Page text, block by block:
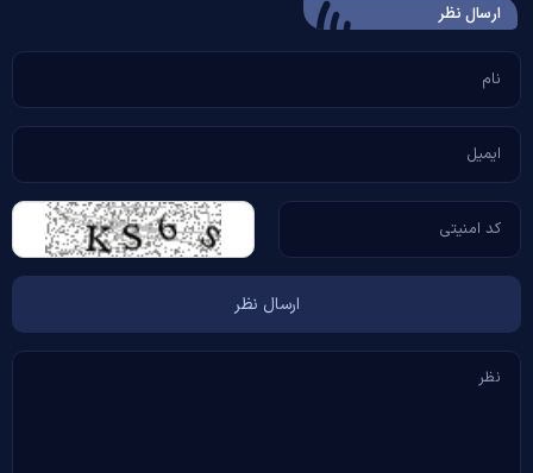
ارسال‌ نظر